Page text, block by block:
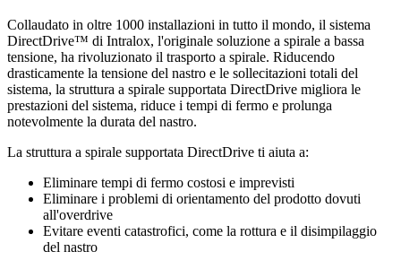
Collaudato in oltre 1000 installazioni in tutto il mondo, il sistema
DirectDrive™ di Intralox, l'originale soluzione a spirale a bassa
tensione, ha rivoluzionato il trasporto a spirale. Riducendo
drasticamente la tensione del nastro e le sollecitazioni totali del
sistema, la struttura a spirale supportata DirectDrive migliora le
prestazioni del sistema, riduce i tempi di fermo e prolunga
notevolmente la durata del nastro.
La struttura a spirale supportata DirectDrive ti aiuta a:
Eliminare tempi di fermo costosi e imprevisti
Eliminare i problemi di orientamento del prodotto dovuti
all'overdrive
Evitare eventi catastrofici, come la rottura e il disimpilaggio
del nastro